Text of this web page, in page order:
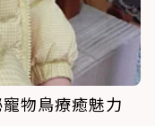
物鳥療癒魅力